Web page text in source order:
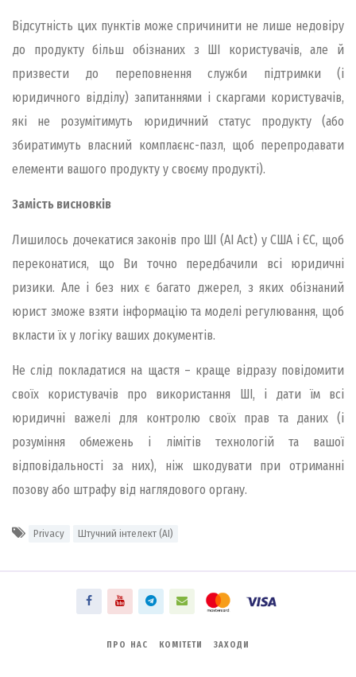
Відсутність цих пунктів може спричинити не лише недовіру
до продукту більш обізнаних з ШІ користувачів, але й
призвести до переповнення служби підтримки (і
юридичного відділу) запитаннями і скаргами користувачів,
які не розумітимуть юридичний статус продукту (або
збиратимуть власний комплаєнс-пазл, щоб перепродавати
елементи вашого продукту у своєму продукті).
Замість висновків
Лишилось дочекатися законів про ШІ (AI Act) у США і ЄС, щоб
переконатися, що Ви точно передбачили всі юридичні
ризики. Але і без них є багато джерел, з яких обізнаний
юрист зможе взяти інформацію та моделі регулювання, щоб
вкласти їх у логіку ваших документів.
Не слід покладатися на щастя – краще відразу повідомити
своїх користувачів про використання ШІ, і дати їм всі
юридичні важелі для контролю своїх прав та даних (і
розуміння обмежень і лімітів технологій та вашої
відповідальності за них), ніж шкодувати при отриманні
позову або штрафу від наглядового органу.
Privacy Штучний інтелект (AI)
ПРО НАС КОМІТЕТИ ЗАХОДИ